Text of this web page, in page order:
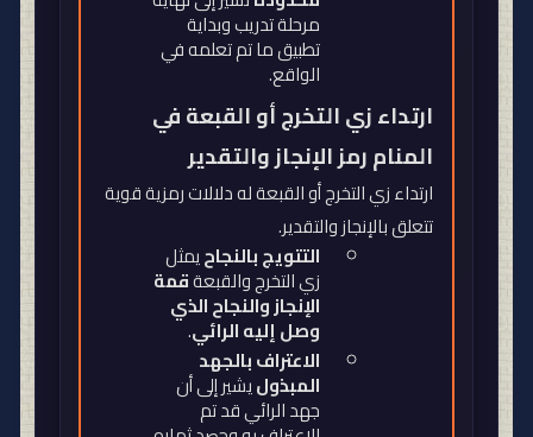
مرحلة تدريب وبداية
تطبيق ما تم تعلمه في
الواقع.
ارتداء زي التخرج أو القبعة في
المنام رمز الإنجاز والتقدير
ارتداء زي التخرج أو القبعة له دلالات رمزية قوية
تتعلق بالإنجاز والتقدير.
التتويج بالنجاحيمثل
زي التخرج والقبعةقمة
الإنجاز والنجاح الذي
وصل إليه الرائي.
الاعتراف بالجهد
المبذوليشير إلى أن
جهد الرائي قد تم